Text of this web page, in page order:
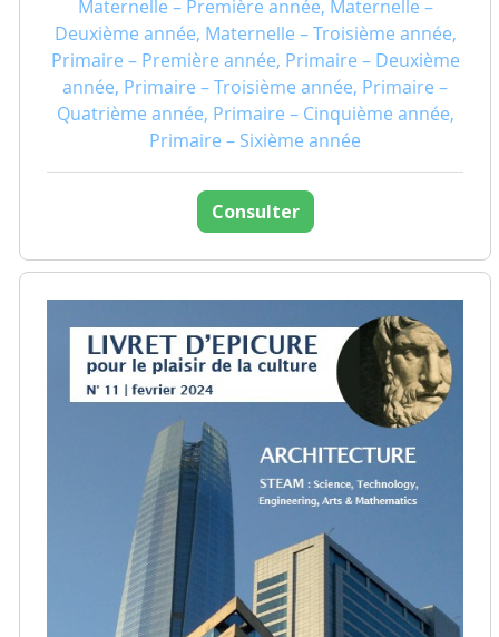
Maternelle – Première année, Maternelle –
Deuxième année, Maternelle – Troisième année,
Primaire – Première année, Primaire – Deuxième
année, Primaire – Troisième année, Primaire –
Quatrième année, Primaire – Cinquième année,
Primaire – Sixième année
Consulter